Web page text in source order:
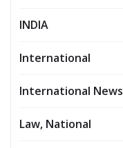
INDIA
International
International News
Law, National